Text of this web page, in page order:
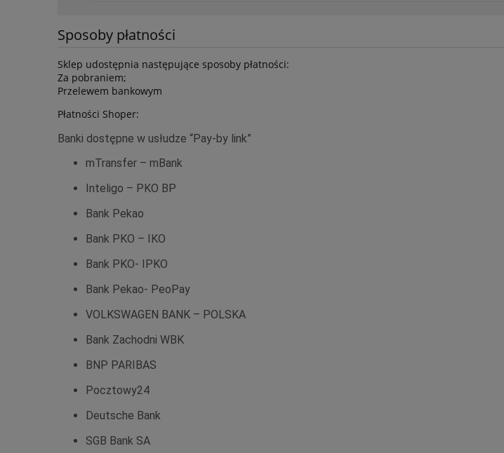
Sposoby płatności
Sklep udostępnia następujące sposoby płatności:
Za pobraniem;
Przelewem bankowym
Płatności Shoper:
Banki dostępne w usłudze “Pay-by link”
mTransfer – mBank
Inteligo – PKO BP
Bank Pekao
Bank PKO – IKO
Bank PKO- IPKO
Bank Pekao- PeoPay
VOLKSWAGEN BANK – POLSKA
Bank Zachodni WBK
BNP PARIBAS
Pocztowy24
Deutsche Bank
SGB Bank SA